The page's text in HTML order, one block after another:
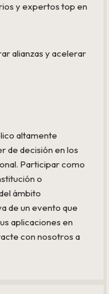
y expertos top en
alianzas y acelerar
altamente
de decisión en los
Participar como
o
ámbito
de un evento que
aplicaciones en
con nosotros a